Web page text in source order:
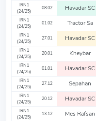
IRN1
(24/25)
08.02 Havadar SC
IRN1
(24/25)
01.02 Tractor Sa
IRN1
(24/25)
27.01 Havadar SC
IRN1
(24/25)
20.01 Kheybar
IRN1
(24/25)
01.01 Havadar SC
IRN1
(24/25)
27.12 Sepahan
IRN1
(24/25)
20.12 Havadar SC
IRN1
(24/25)
13.12 Mes Rafsan